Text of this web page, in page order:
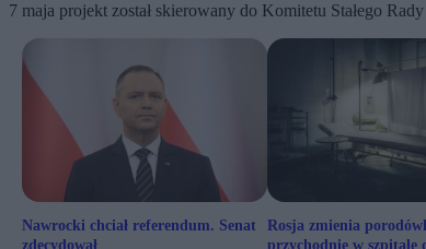
7 maja projekt został skierowany do Komitetu Stałego
Nawrocki chciał referendum. Senat
zdecydował
Rosja zmienia
przychodnie w szpitale